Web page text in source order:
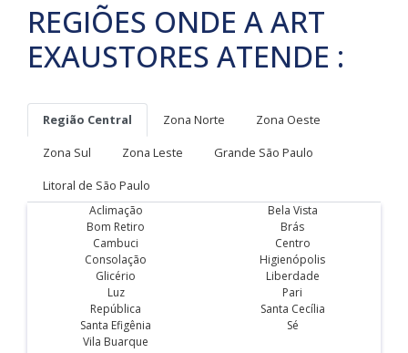
REGIÕES ONDE A ART
EXAUSTORES ATENDE :
Região Central Zona Norte
Zona Oeste
Zona Sul
Zona Leste
Grande São Paulo
Litoral de São Paulo
Aclimação
Bela Vista
Bom Retiro
Brás
Cambuci
Centro
Consolação
Higienópolis
Glicério
Liberdade
Luz
Pari
República
Santa Cecília
Santa Efigênia
Sé
Vila Buarque